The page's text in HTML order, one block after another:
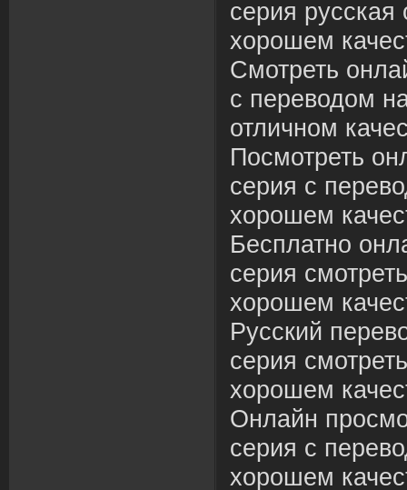
серия русская
хорошем
Смотреть
с переводом
отличном
Посмотреть
серия с
хорошем
Бесплатно
серия
хорошем
Русский
серия
хорошем
Онлайн
серия с
хорошем